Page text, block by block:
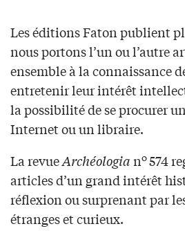
Les éditions Faton publient
nous portons l’un ou l’autre
ensemble à la connaissance
entretenir leur intérêt
la possibilité de se procurer
Internet ou un libraire.
La revueArchéologiano574
articles d’un grand intérêt
réflexion ou surprenant par
étranges et curieux.